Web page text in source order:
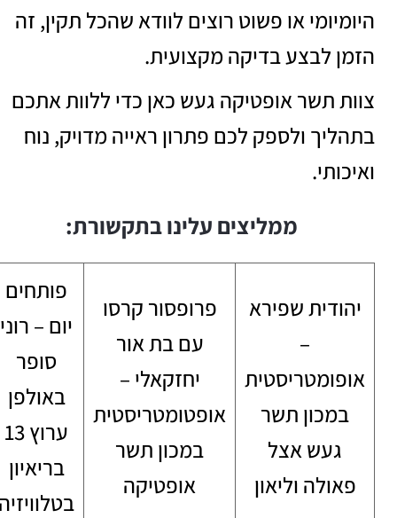
היומיומי או פשוט רוצים לוודא שהכל תקין, זה
הזמן לבצע בדיקה מקצועית.
צוות תשר אופטיקה געש כאן כדי ללוות אתכם
בתהליך ולספק לכם פתרון ראייה מדויק, נוח
ואיכותי.
ממליצים עלינו בתקשורת:
יהודית שפירא
–
אופומטריסטית
במכון תשר
געש אצל
פאולה וליאון
פרופסור קרסו
עם בת אור
יחזקאלי –
אופטומטריסטית
במכון תשר
אופטיקה
פותחים
יום – רוני
סופר
באולפן
ערוץ 13
בריאיון